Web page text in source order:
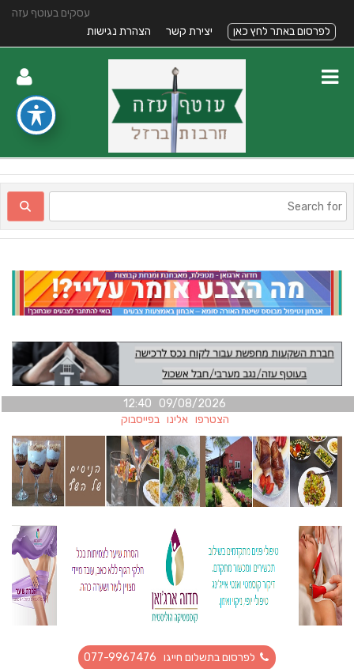
עסקים בעוטף עזה
לפרסום באתר לחץ כאן
יצירת קשר הצהרת נגישות
09/08/2026 12:40
הצטרפו אלינו בפייסבוק
לפרסום בתשלום חייגו 077-9967476